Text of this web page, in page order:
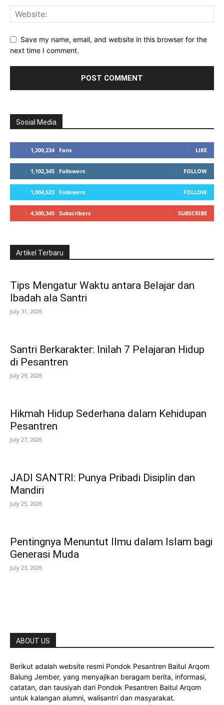
Save my name, email, and website in this browser for the
next time I comment.
Sosial Media
1,200,234 Fans LIKE
1,102,345 Followers FOLLOW
1,004,523 Followers FOLLOW
4,500,345 Subscribers SUBSCRIBE
Artikel Terbaru
Tips Mengatur Waktu antara Belajar dan
Ibadah ala Santri
July 31, 2026
Santri Berkarakter: Inilah 7 Pelajaran Hidup
di Pesantren
July 29, 2026
Hikmah Hidup Sederhana dalam Kehidupan
Pesantren
July 27, 2026
JADI SANTRI: Punya Pribadi Disiplin dan
Mandiri
July 25, 2026
Pentingnya Menuntut Ilmu dalam Islam bagi
Generasi Muda
July 23, 2026
ABOUT US
Berikut adalah website resmi Pondok Pesantren Baitul Arqom
Balung Jember, yang menyajikan beragam berita, informasi,
catatan, dan tausiyah dari Pondok Pesantren Baitul Arqom
untuk kalangan alumni, walisantri dan masyarakat.